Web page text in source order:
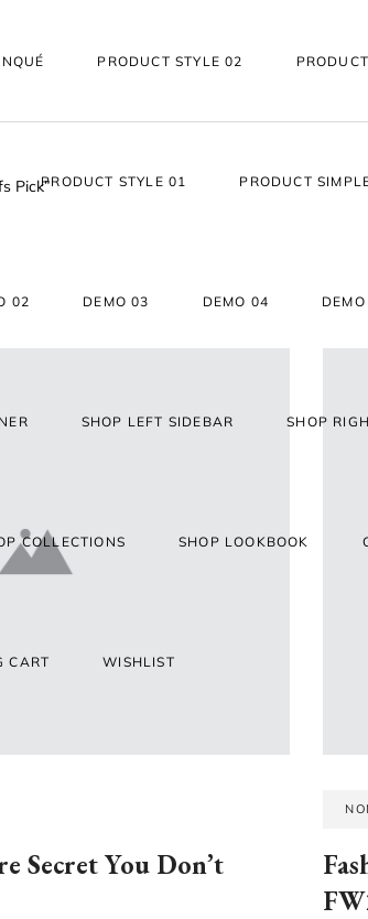
PRODUCT STYLE 02
PRODUCT STYLE 01 PRODUCT
02 DEMO 03 DEMO 04
SHOP LEFT SIDEBAR SHOP
COLLECTIONS SHOP LOOKBOOK
CART WISHLIST
Pick”
Secret You Don’t